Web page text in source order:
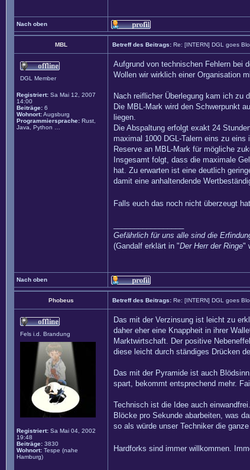
Nach oben
MBL Betreff des Beitrags: Re: [INTERN] DGL goes
DGL Member
Registriert: Sa Mai 12, 2007
14:00
Beiträge: 6
Wohnort:Augsburg
Programmiersprache: Rust,
Java, Python …
Aufgrund von technischen Fehlern bei
Wollen wir wirklich einer Organisation
Nach reiflicher Überlegung kam ich zu
Die MBL-Mark wird den Schwerpunkt
liegen.
Die Abspaltung erfolgt exakt 24
maximal 1000 DGL-Talern eins zu
Reserve an MBL-Mark für mögliche
Insgesamt folgt, dass die maximale
hat. Zu erwarten ist eine deutlich
damit eine anhaltendende
Falls euch das noch nicht überzeugt
Gefährlich für uns alle sind die
(Gandalf erklärt in "Der Herr der Ringe"
Nach oben
Phobeus Betreff des Beitrags: Re: [INTERN] DGL goes
Fels i.d. Brandung
Registriert: Sa Mai 04, 2002
19:48
Beiträge: 3830
Wohnort: Tespe (nahe
Hamburg)
Das mit der Verzinsung ist leicht zu
daher eher eine Knappheit in ihrer
Marktwirtschaft. Der positive
diese leicht durch ständiges Drücken
Das mit der Pyramide ist auch
spart, bekommt entsprechend mehr.
Technisch ist die Idee auch
Blöcke pro Sekunde abarbeiten, was
so als würde unser Techniker die
Hardforks sind immer willkommen.